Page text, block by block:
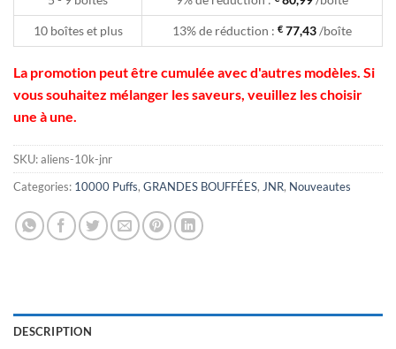
10 boîtes et plus 13% de réduction : € 77,43/boîte
La promotion peut être cumulée avec d'autres modèles. Si
vous souhaitez mélanger les saveurs, veuillez les choisir
une à une.
SKU:aliens-10k-jnr
Categories: 10000 Puffs, GRANDES BOUFFÉES, JNR, Nouveautes
DESCRIPTION